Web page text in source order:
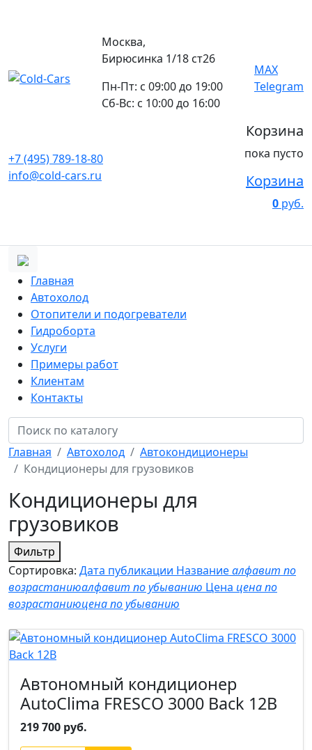
Москва,
Бирюсинка 1/18 ст26 ​
Пн-Пт: с 09:00 до 19:00
Сб-Вс: с 10:00 до 16:00
MAX
Telegram
+7 (495) 789-18-80
info@cold-cars.ru
Корзина
пока пусто
Корзина
0 руб.
Главная
Автохолод
Отопители и подогреватели
Гидроборта
Услуги
Примеры работ
Клиентам
Контакты
Главная Автохолод
Автокондиционеры
Кондиционеры для грузовиков
Кондиционеры для
грузовиков
Фильтр
Сортировка: Дата публикации Названиеалфавит по
возрастаниюалфавит по убыванию Цена цена по
возрастаниюцена по убыванию
Автономный кондиционер
AutoClima FRESCO 3000 Back 12В
219 700 руб.